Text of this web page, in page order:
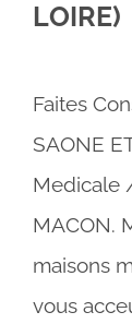
LOIRE)
Faites
SAONE
Medicale
MACON.
maisons
vous